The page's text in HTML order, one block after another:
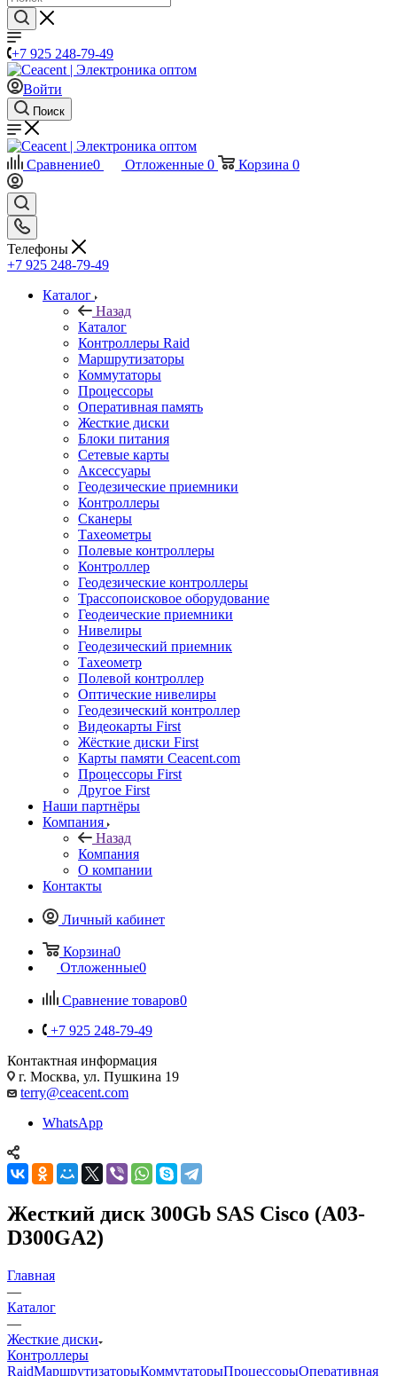
+7 925 248-79-49
Войти
Поиск
Сравнение0 Отложенные 0 Корзина 0
Телефоны
+7 925 248-79-49
Каталог
Назад
Каталог
Контроллеры Raid
Маршрутизаторы
Коммутаторы
Процессоры
Оперативная память
Жесткие диски
Блоки питания
Сетевые карты
Аксессуары
Геодезические приемники
Контроллеры
Сканеры
Тахеометры
Полевые контроллеры
Контроллер
Геодезические контроллеры
Трассопоисковое оборудование
Геодеические приемники
Нивелиры
Геодезический приемник
Тахеометр
Полевой контроллер
Оптические нивелиры
Геодезический контроллер
Видеокарты First
Жёсткие диски First
Карты памяти Ceacent.com
Процессоры First
Другое First
Наши партнёры
Компания
Назад
Компания
О компании
Контакты
Личный кабинет
Корзина0
Отложенные0
Сравнение товаров0
+7 925 248-79-49
Контактная информация
г. Москва, ул. Пушкина 19
terry@ceacent.com
WhatsApp
Жесткий диск 300Gb SAS Cisco (A03-
D300GA2)
Главная
—
Каталог
—
Жесткие диски
Контроллеры
RaidМаршрутизаторыКоммутаторыПроцессорыОперативная